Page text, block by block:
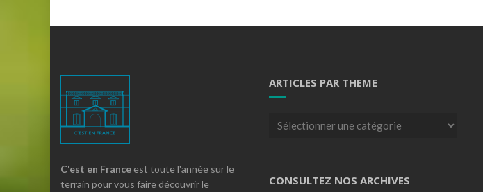
C'est en France est toute l'année sur le
terrain pour vous faire découvrir le
ARTICLES PAR THEME
Articles
CONSULTEZ NOS ARCHIVES